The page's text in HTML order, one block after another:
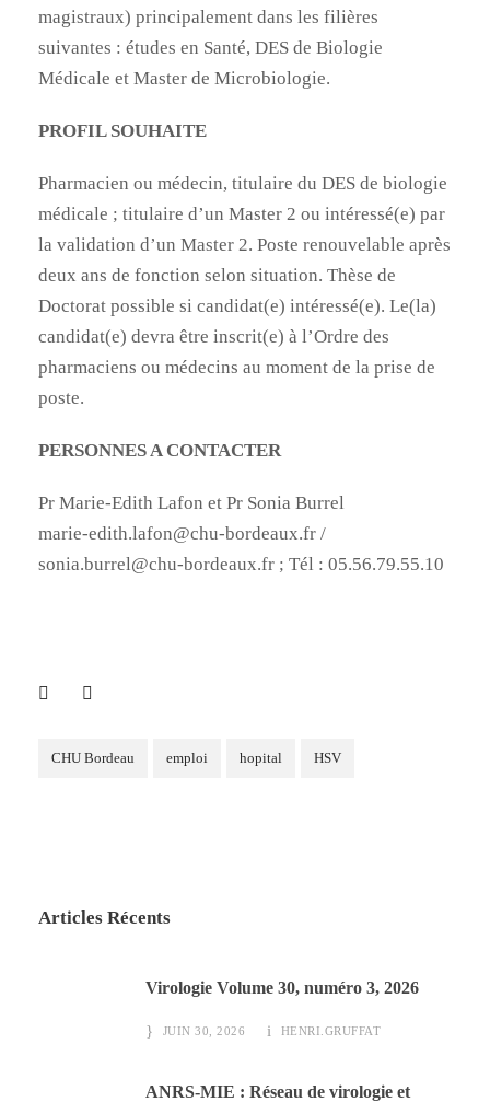
magistraux) principalement dans les filières
suivantes : études en Santé, DES de Biologie
Médicale et Master de Microbiologie.
PROFIL SOUHAITE
Pharmacien ou médecin, titulaire du DES de biologie
médicale ; titulaire d’un Master 2 ou intéressé(e) par
la validation d’un Master 2. Poste renouvelable après
deux ans de fonction selon situation. Thèse de
Doctorat possible si candidat(e) intéressé(e). Le(la)
candidat(e) devra être inscrit(e) à l’Ordre des
pharmaciens ou médecins au moment de la prise de
poste.
PERSONNES A CONTACTER
Pr Marie-Edith Lafon et Pr Sonia Burrel
marie-edith.lafon@chu-bordeaux.fr /
sonia.burrel@chu-bordeaux.fr ; Tél : 05.56.79.55.10
CHU Bordeau emploi hopital HSV
Articles Récents
Virologie Volume 30, numéro 3, 2026
JUIN 30, 2026 HENRI.GRUFFAT
ANRS-MIE : Réseau de virologie et